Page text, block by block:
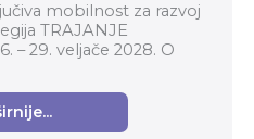
mobilnost za razvoj
TRAJANJE
– 29. veljače 2028. O